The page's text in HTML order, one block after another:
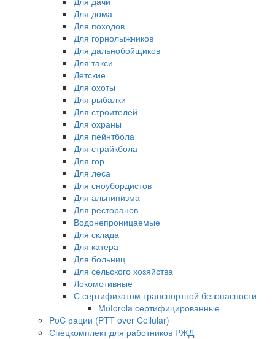
Для дома
Для походов
Для горнолыжников
Для дальнобойщиков
Для такси
Детские
Для охоты
Для рыбалки
Для строителей
Для охраны
Для пейнтбола
Для страйкбола
Для гор
Для леса
Для сноубордистов
Для альпинизма
Для ресторанов
Водонепроницаемые
Для склада
Для катера
Для больниц
Для сельского хозяйства
Локомотивные
С сертификатом транспортной безопасности
Motorola сертифицированные
PoC рации (PTT over Cellular)
Спецкомплект для работников РЖД